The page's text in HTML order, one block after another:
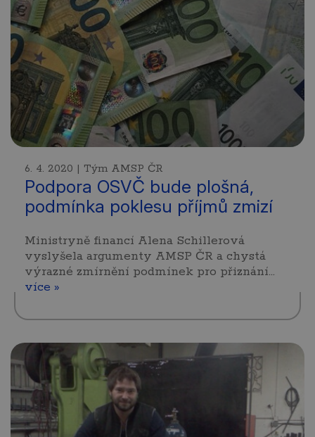
6. 4. 2020 | Tým AMSP ČR
Podpora OSVČ bude plošná,
podmínka poklesu příjmů zmizí
Ministryně financí Alena Schillerová
vyslyšela argumenty AMSP ČR a chystá
výrazné zmírnění podmínek pro přiznání…
více »